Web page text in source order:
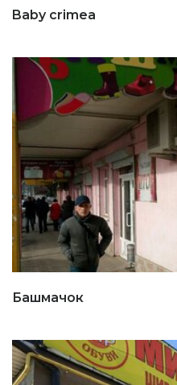
Baby crimea
Башмачок